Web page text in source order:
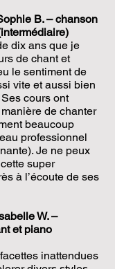
B. – chanson
dix ans que je
de chant et
le sentiment de
vite et aussi bien
cours ont
de chanter
beaucoup
professionnel
Je ne peux
super
à l’écoute de ses
W. –
et piano
inattendues